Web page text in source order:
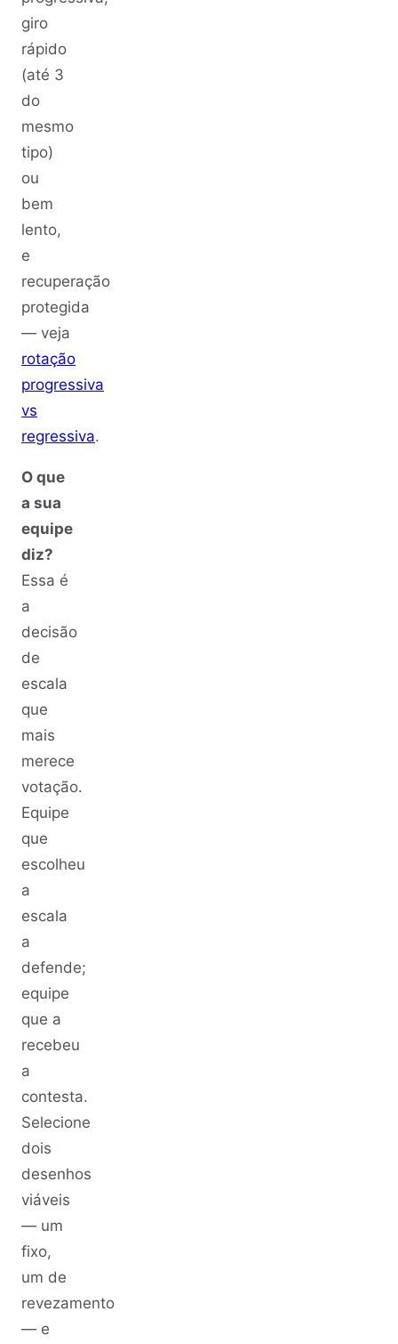
giro
rápido
(até 3
do
mesmo
tipo)
ou
bem
lento,
e
recuperação
protegida
— veja
rotação
progressiva
vs
regressiva.
O que
a sua
equipe
diz?
Essa é
a
decisão
de
escala
que
mais
merece
votação.
Equipe
que
escolheu
a
escala
a
defende;
equipe
que a
recebeu
a
contesta.
Selecione
dois
desenhos
viáveis
— um
fixo,
um de
revezamento
— e